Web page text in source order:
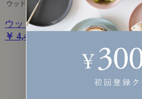
ウッドチップバスケット
￥ 4,400 ～